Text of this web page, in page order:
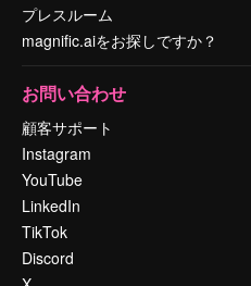
プレスルーム
magnific.aiをお探しですか？
お問い合わせ
顧客サポート
Instagram
YouTube
LinkedIn
TikTok
Discord